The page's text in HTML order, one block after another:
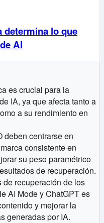
determina lo que
AI
es crucial para la
IA, ya que afecta tanto a
a su rendimiento en
deben centrarse en
consistente en
su peso paramétrico
de recuperación.
de recuperación de los
AI Mode y ChatGPT es
y mejorar la
generadas por IA.